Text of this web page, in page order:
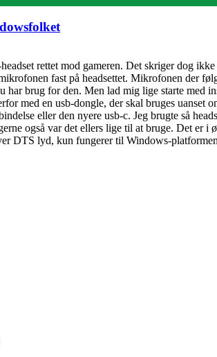
rettet mod gameren. Det skriger dog
fast på headsettet. Mikrofonen der
brug for den. Men lad mig lige starte med
med en usb-dongle, der skal bruges
eller den nyere usb-c. Jeg brugte så
også var det ellers lige til at bruge. Det er
DTS lyd, kun fungerer til Windows-